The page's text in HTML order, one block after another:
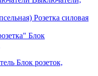
Розетка силовая
Блок
Блок розеток,